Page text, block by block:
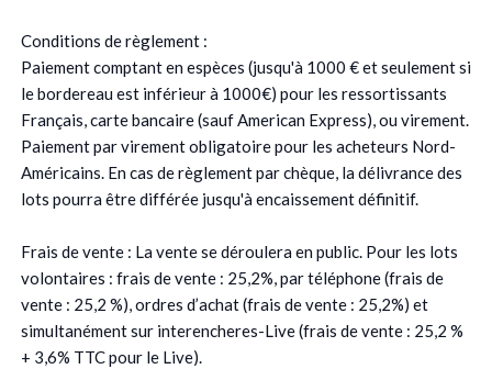
Conditions de règlement :
Paiement comptant en espèces (jusqu'à 1000 € et seulement si
le bordereau est inférieur à 1000€) pour les ressortissants
Français, carte bancaire (sauf American Express), ou virement.
Paiement par virement obligatoire pour les acheteurs Nord-
Américains. En cas de règlement par chèque, la délivrance des
lots pourra être différée jusqu'à encaissement définitif.
Frais de vente : La vente se déroulera en public. Pour les lots
volontaires : frais de vente : 25,2%, par téléphone (frais de
vente : 25,2 %), ordres d’achat (frais de vente : 25,2%) et
simultanément sur interencheres-Live (frais de vente : 25,2 %
+ 3,6% TTC pour le Live).